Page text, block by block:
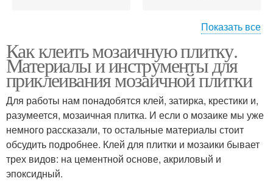
Современная мозаика
фартука
Мозаики для кухни
Показать все
Как клеить мозаичную плитку.
Материалы и инструменты для
приклеивания мозаичной плитки
Для работы нам понадобятся клей, затирка, крестики и,
разумеется, мозаичная плитка. И если о мозаике мы уже
немного рассказали, то остальные материалы стоит
обсудить подробнее. Клей для плитки и мозаики бывает
трех видов: на цементной основе, акриловый и
эпоксидный.